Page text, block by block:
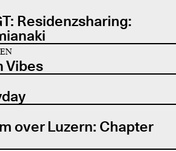
Residenzsharing:
Vibes
over Luzern: Chapter